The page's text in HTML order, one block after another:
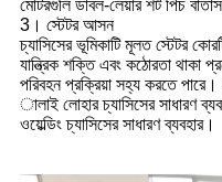
মোটরগুলি ডাবল-লেয়ার শর্ট পিচ
3। স্টেটর আসন
চ্যাসিসের ভূমিকাটি মূলত স্টেটর
যান্ত্রিক শক্তি এবং কঠোরতা থাকা
পরিবহন প্রক্রিয়া সহ্য করতে
ালাই লোহার চ্যাসিসের সাধারণ
ওয়েল্ডিং চ্যাসিসের সাধারণ ব্যবহার।